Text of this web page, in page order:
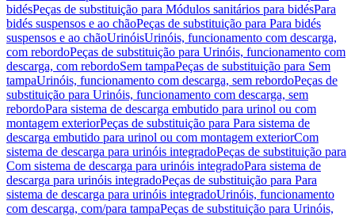
bidésPeças de substituição para Módulos sanitários para bidésPara
bidés suspensos e ao chãoPeças de substituição para Para bidés
suspensos e ao chãoUrinóisUrinóis, funcionamento com descarga,
com rebordoPeças de substituição para Urinóis, funcionamento com
descarga, com rebordoSem tampaPeças de substituição para Sem
tampaUrinóis, funcionamento com descarga, sem rebordoPeças de
substituição para Urinóis, funcionamento com descarga, sem
rebordoPara sistema de descarga embutido para urinol ou com
montagem exteriorPeças de substituição para Para sistema de
descarga embutido para urinol ou com montagem exteriorCom
sistema de descarga para urinóis integradoPeças de substituição para
Com sistema de descarga para urinóis integradoPara sistema de
descarga para urinóis integradoPeças de substituição para Para
sistema de descarga para urinóis integradoUrinóis, funcionamento
com descarga, com/para tampaPeças de substituição para Urinóis,